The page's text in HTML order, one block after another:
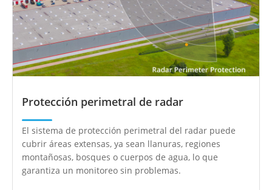
Protección perimetral de radar
El sistema de protección perimetral del radar puede
cubrir áreas extensas, ya sean llanuras, regiones
montañosas, bosques o cuerpos de agua, lo que
garantiza un monitoreo sin problemas.